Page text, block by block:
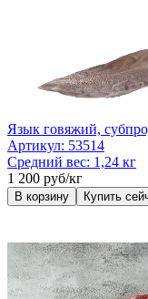
Язык говяжий,
Артикул: 53514
Средний вес: 1,24 кг
1 200 руб/кг
В корзину Купить